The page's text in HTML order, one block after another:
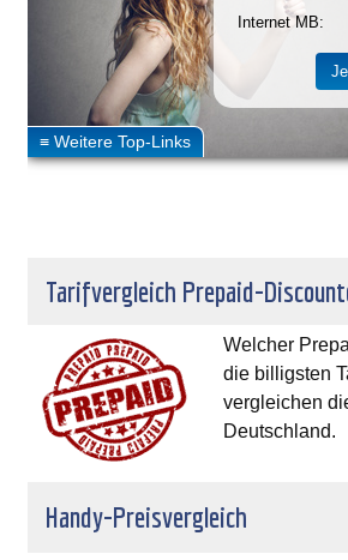
Internet MB:
Tarifvergleich Prepaid-
Welcher
die billigsten
vergleichen
Deutschland.
Handy-Preisvergleich